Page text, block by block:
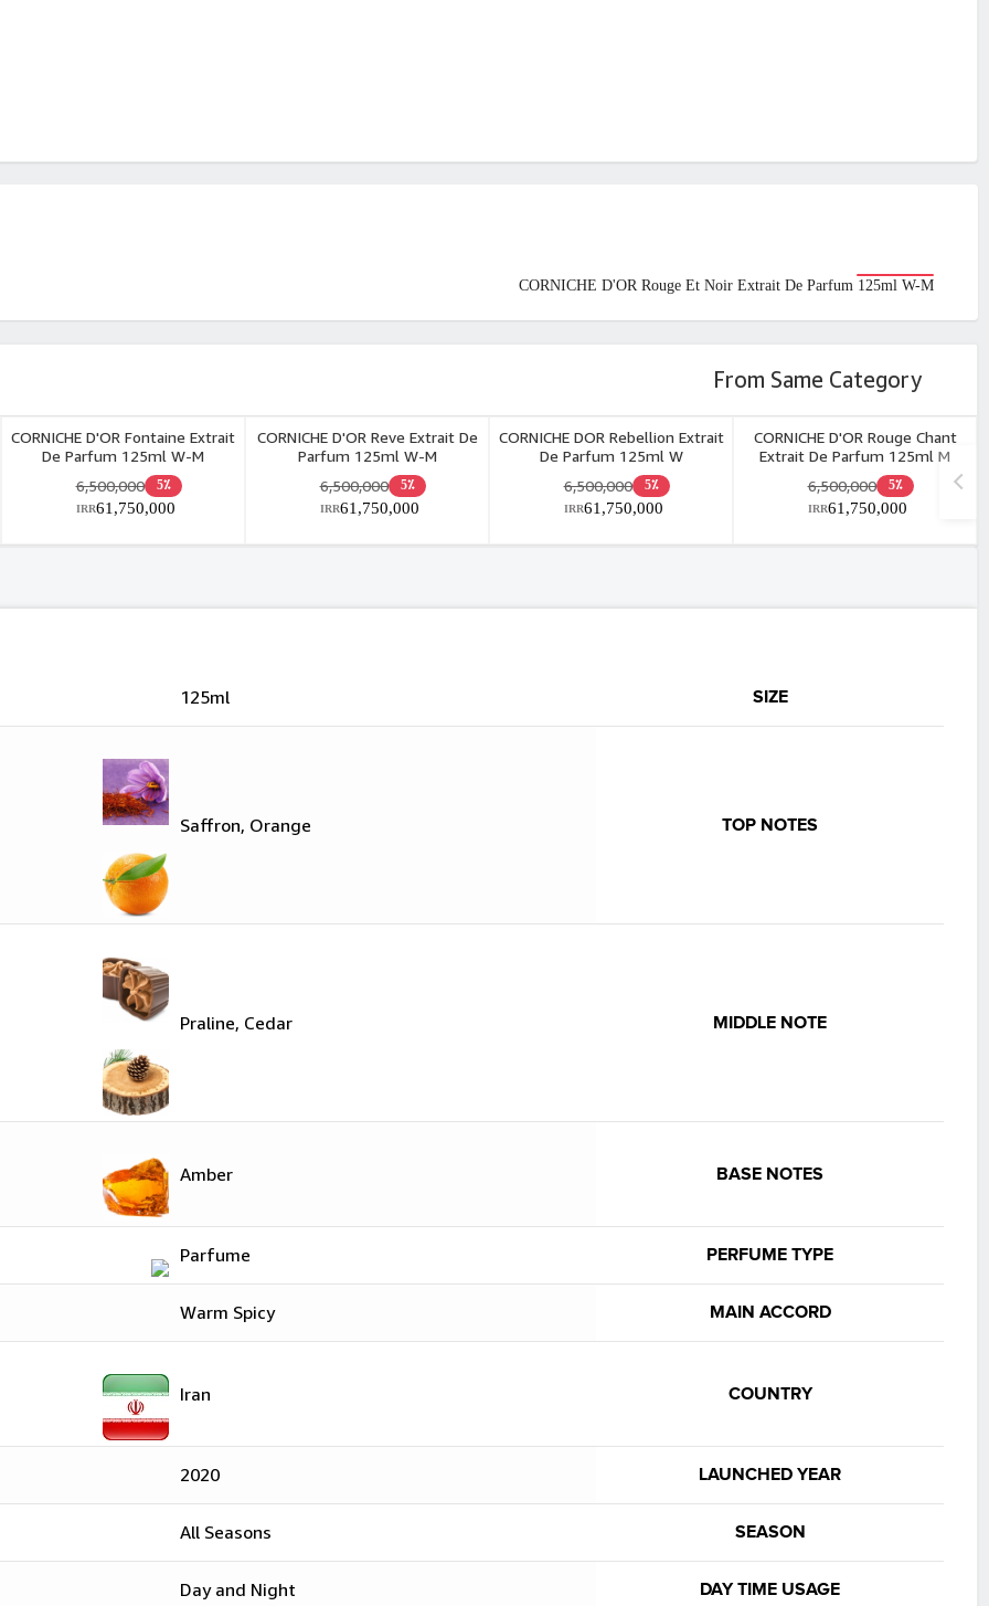
CORNICHE D'OR Rouge Et Noir Extrait De Parfum 125ml W-M
From Same Category
CORNICHE D'OR Fontaine Extrait
De Parfum 125ml W-M
5٪ 6,500,000
61,750,000
IRR
CORNICHE D'OR Reve Extrait De
Parfum 125ml W-M
5٪ 6,500,000
61,750,000
IRR
CORNICHE DOR Rebellion Extrait
De Parfum 125ml W
5٪ 6,500,000
61,750,000
IRR
CORNICHE D'OR Rouge Chant
Extrait De Parfum 125ml M
5٪ 6,500,000
61,750,000
IRR
SIZE
125ml
TOP NOTES
Saffron, Orange
MIDDLE NOTE
Praline, Cedar
BASE NOTES
Amber
PERFUME TYPE
Parfume
MAIN ACCORD
Warm Spicy
COUNTRY
Iran
LAUNCHED YEAR
2020
SEASON
All Seasons
DAY TIME USAGE
Day and Night